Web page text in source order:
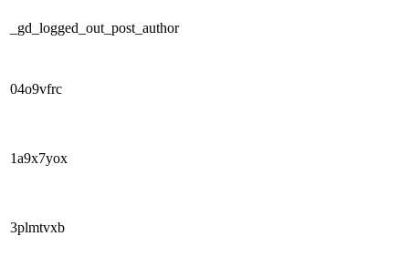
_gd_logged_out_post_author
04o9vfrc
1a9x7yox
3plmtvxb